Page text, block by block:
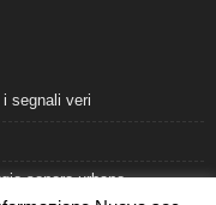
segnali veri
sonoro urbano